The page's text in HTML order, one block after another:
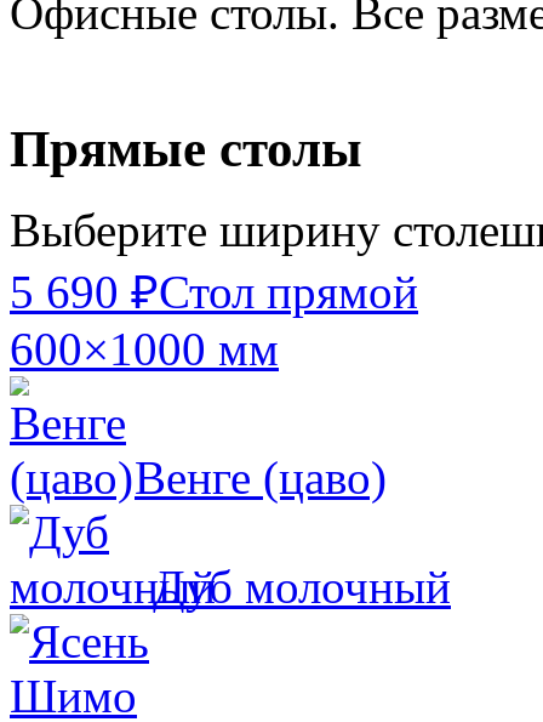
Офисные столы. Все
Прямые столы
Выберите ширину
5 690 ₽Стол прямой
600×1000 мм
Венге (цаво)
Дуб молочный